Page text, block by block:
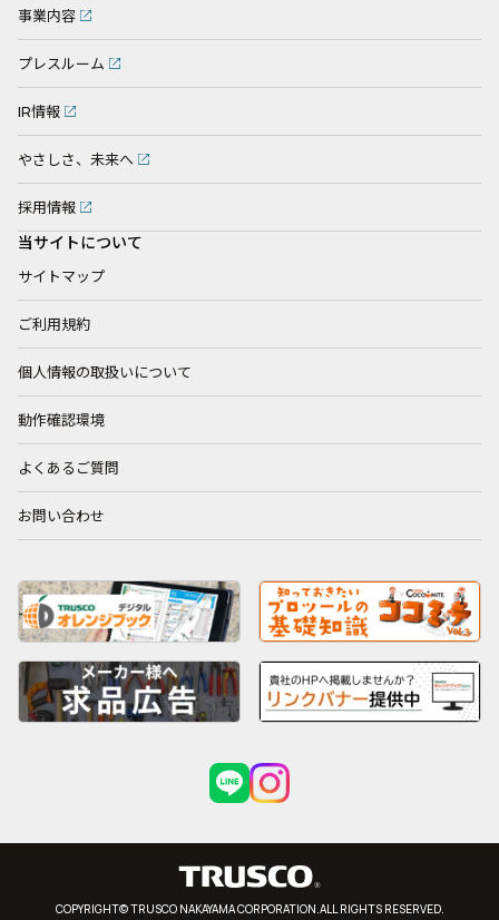
事業内容
プレスルーム
IR情報
やさしさ、未来へ
採用情報
当サイトについて
サイトマップ
ご利用規約
個人情報の取扱いについて
動作確認環境
よくあるご質問
お問い合わせ
COPYRIGHT© TRUSCO NAKAYAMA CORPORATION.ALL RIGHTS RESERVED.